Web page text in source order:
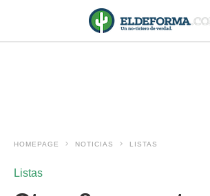
HOMEPAGE NOTICIAS LISTAS
Listas